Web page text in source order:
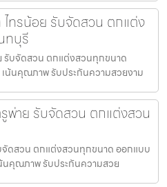
ไทรน้อย รับจัดสวน ตกแต่ง
ทบุรี
รับจัดสวน ตกแต่งสวนทุกขนาด
น้นคุณภาพ รับประกันความสวยงาม
าย รับจัดสวน ตกแต่งสวน
ดสวน ตกแต่งสวนทุกขนาด ออกแบบ
นคุณภาพ รับประกันความสวย